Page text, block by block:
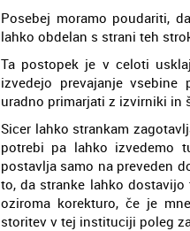
Posebej moramo poudariti,
lahko obdelan s strani teh
Ta postopek je v celoti
izvedejo prevajanje
uradno primarjati z izvirniki in
Sicer lahko strankam
potrebi pa lahko izvedemo
postavlja samo na preveden
to, da stranke lahko
oziroma korekturo, če je
storitev v tej instituciji poleg